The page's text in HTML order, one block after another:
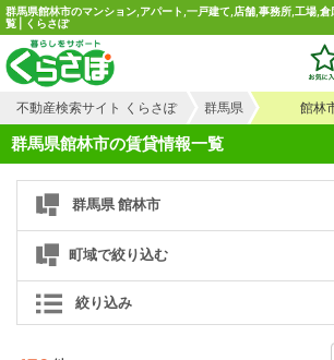
群馬県館林市のマンション,アパート,一戸建て,店舗,事務所,工場,
覧 | くらさぽ
不動産検索サイト くらさぽ 群馬県 館林
群馬県館林市の賃貸情報一覧
群馬県 館林市
町域で絞り込む
絞り込み